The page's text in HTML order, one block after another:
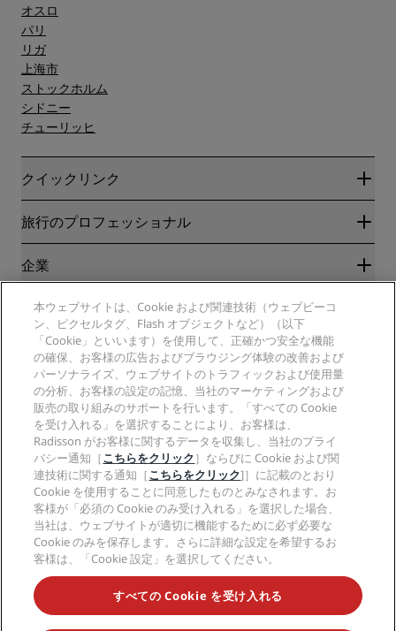
オスロ
パリ
リガ
上海市
ストックホルム
シドニー
チューリッヒ
クイックリンク
Radisson Rewards
ブログ
目的地
ラディソンホテルアプリ
スポーツ認定ホテル
ファミリーフレンドリーホテル
健康と安全
旅行のプロフェッショナル
パートナー
旅行代理店
企業
Radisson Hotel Group
メディア
キャリアRHG
採用情報PPHE
採用情報EHL
The Club by RHG
能力開発の機会
責任あるビジネス
調達
法務
プライバシー通知
法的通知
Radisson Rewardsの利用規約
サイト使用許諾契約書
デジタルアクセシビリティ
現代奴隷制に関する声明
ヘルプ
消費者アラート
連絡先
よくある質問
サイトマップ
ソーシャルメディア
Radisson Hotels ブランド
人気のお得な情報をお見逃しなく
本ウェブサイトは、Cookie および関連技術（ウェブビーコ
ン、ピクセルタグ、Flash オブジェクトなど）（以下
「Cookie」といいます）を使用して、正確かつ安全な機能
の確保、お客様の広告およびブラウジング体験の改善および
パーソナライズ、ウェブサイトのトラフィックおよび使用量
の分析、お客様の設定の記憶、当社のマーケティングおよび
販売の取り組みのサポートを行います。「すべての Cookie
を受け入れる」を選択することにより、お客様は、
Radisson がお客様に関するデータを収集し、当社のプライ
バシー通知［こちらをクリック］ならびに Cookie および関
連技術に関する通知［こちらをクリック]］に記載のとおり
Cookie を使用することに同意したものとみなされます。お
客様が「必須の Cookie のみ受け入れる」を選択した場合、
当社は、ウェブサイトが適切に機能するために必ず必要な
Cookie のみを保存します。さらに詳細な設定を希望するお
客様は、「Cookie 設定」を選択してください。
すべての Cookie を受け入れる